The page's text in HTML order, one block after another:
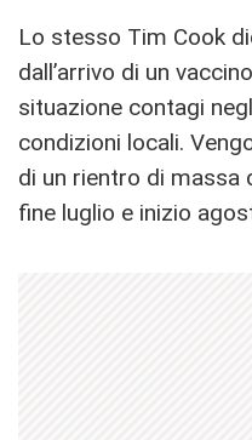
Lo stesso Tim Cook
dall’arrivo di un
situazione contagi
condizioni locali.
di un rientro di massa
fine luglio e inizio